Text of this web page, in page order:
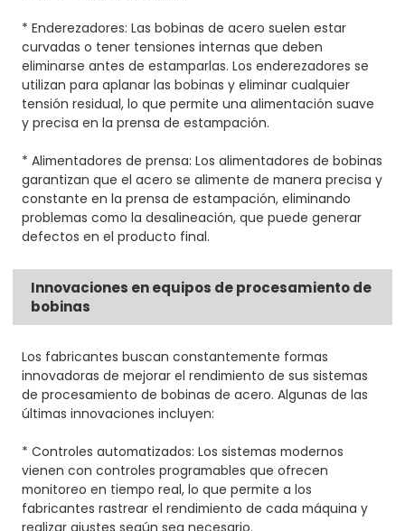
* Enderezadores: Las bobinas de acero suelen estar
curvadas o tener tensiones internas que deben
eliminarse antes de estamparlas. Los enderezadores se
utilizan para aplanar las bobinas y eliminar cualquier
tensión residual, lo que permite una alimentación suave
y precisa en la prensa de estampación.
* Alimentadores de prensa: Los alimentadores de bobinas
garantizan que el acero se alimente de manera precisa y
constante en la prensa de estampación, eliminando
problemas como la desalineación, que puede generar
defectos en el producto final.
Innovaciones en equipos de procesamiento de
bobinas
Los fabricantes buscan constantemente formas
innovadoras de mejorar el rendimiento de sus sistemas
de procesamiento de bobinas de acero. Algunas de las
últimas innovaciones incluyen:
* Controles automatizados: Los sistemas modernos
vienen con controles programables que ofrecen
monitoreo en tiempo real, lo que permite a los
fabricantes rastrear el rendimiento de cada máquina y
realizar ajustes según sea necesario.